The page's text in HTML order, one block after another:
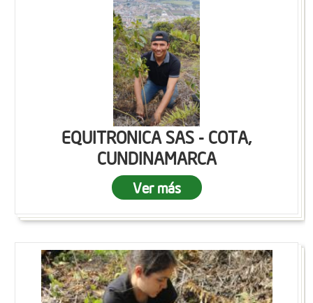
EQUITRONICA SAS - COTA,
CUNDINAMARCA
Ver más